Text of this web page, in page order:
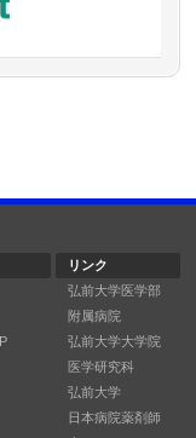
リンク
弘前大学医学部
附属病院
弘前大学大学院
医学研究科
弘前大学
日本病院薬剤師